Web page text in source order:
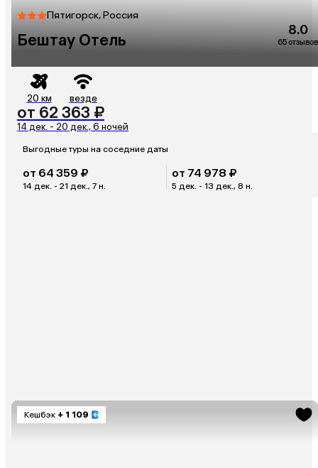
Пятигорск, Россия
Бештау Отель
8.0
65 отзывов
20 км везде
от 62 363 ₽
14 дек. - 20 дек., 6 ночей
Выгодные туры на соседние даты
от 64 359 ₽
14 дек. - 21 дек., 7 н.
от 74 978 ₽
5 дек. - 13 дек., 8 н.
Кешбэк + 1 109